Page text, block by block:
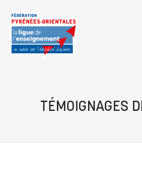
TÉMOIGNAGES